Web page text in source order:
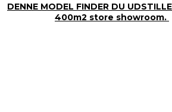
DENNE MODEL FINDER DU
400m2 store showroom.